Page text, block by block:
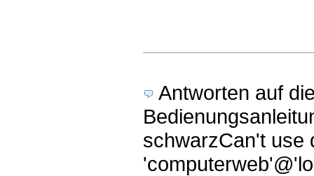
Antworten auf
schwarzCan't use